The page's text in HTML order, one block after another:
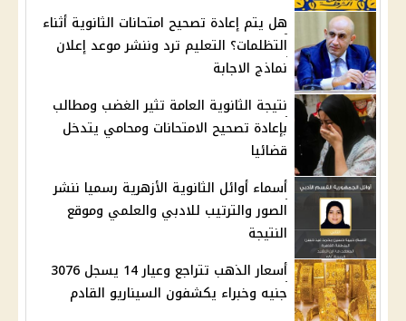
هل يتم إعادة تصحيح امتحانات الثانوية أثناء
التظلمات؟ التعليم ترد وننشر موعد إعلان
نماذج الاجابة
نتيجة الثانوية العامة تثير الغضب ومطالب
بإعادة تصحيح الامتحانات ومحامي يتدخل
قضائيا
أسماء أوائل الثانوية الأزهرية رسميا ننشر
الصور والترتيب للادبي والعلمي وموقع
النتيجة
أسعار الذهب تتراجع وعيار 14 يسجل 3076
جنيه وخبراء يكشفون السيناريو القادم